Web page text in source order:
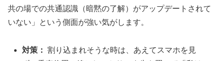
共の場での共通認識（暗黙の了解）がアップデートされて
いない」という側面が強い気がします。
対策： 割り込まれそうな時は、あえてスマホを見